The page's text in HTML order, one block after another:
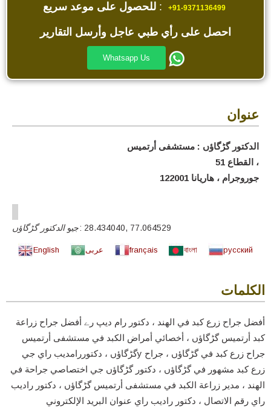
للحصول على موعد سريع: +91-9371136499
احصل على رأي طبي عاجل وأرسل التقارير
Whatsapp Us
عنوان
الدكتور گڑگاؤں : مستشفى أرتميس
القطاع 51 ،
جوروجرام ، هاريانا 122001
الدكتور گڑگاؤں جيو: 28.434040, 77.064529
English عربى français বাংলা русский
الكلمات
أفضل جراح زرع كبد في الهند ، دكتور رام دیپ رے أفضل جراح زراعة
كبد أرتميس گڑگاؤں ، أخصائي أمراض الكبد في مستشفى أرتميس
گڑگاؤں ، دكتوررامديب راي جيy جراح زرع كبد في گڑگاؤں ، جراح
زرع كبد مشهور في گڑگاؤں ، دكتور گڑگاؤں جي اختصاصي جراحة في
الهند ، مدير زراعة الكبد في مستشفى أرتميس گڑگاؤں ، دكتور راديب
راي رقم الاتصال ، دكتور راديب راي عنوان البريد الإلكتروني